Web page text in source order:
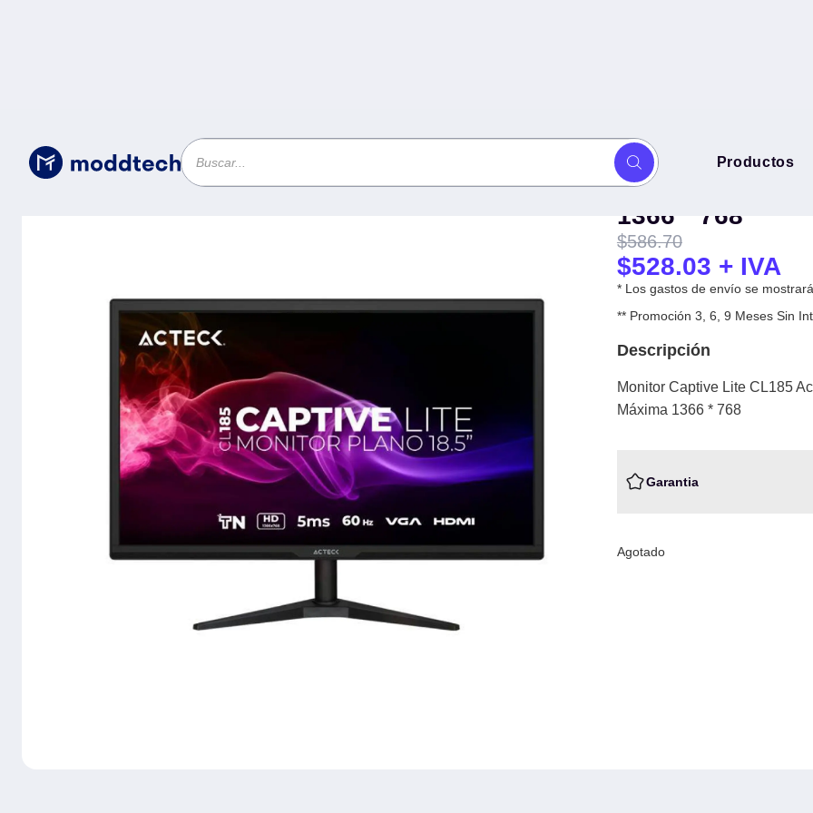
Productos
Sin categoría /Monitor Captive Lite CL185 Acteck Panel de 18.5 Pulgadas TN -
Resolución Máxima 1366 * 768
Monitor
18.5 Pulgadas
1366 * 768
$586.70
$528.03 + IVA
* Los gastos de envío se
** Promoción 3, 6, 9 Meses Sin
Descripción
Monitor Captive Lite CL185
Máxima 1366 * 768
Garantia
Agotado